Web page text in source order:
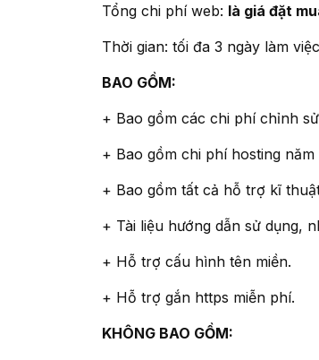
Tổng chi phí web: là giá đặt
Thời gian: tối đa 3 ngày làm
BAO GỒM:
+ Bao gồm các chi phí chỉnh
+ Bao gồm chi phí hosting năm
+ Bao gồm tất cả hỗ trợ kĩ
+ Tài liệu hướng dẫn sử dụng,
+ Hỗ trợ cấu hình tên miền.
+ Hỗ trợ gắn https miễn phí.
KHÔNG BAO GỒM: